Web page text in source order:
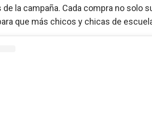
la campaña. Cada compra no solo
que más chicos y chicas de